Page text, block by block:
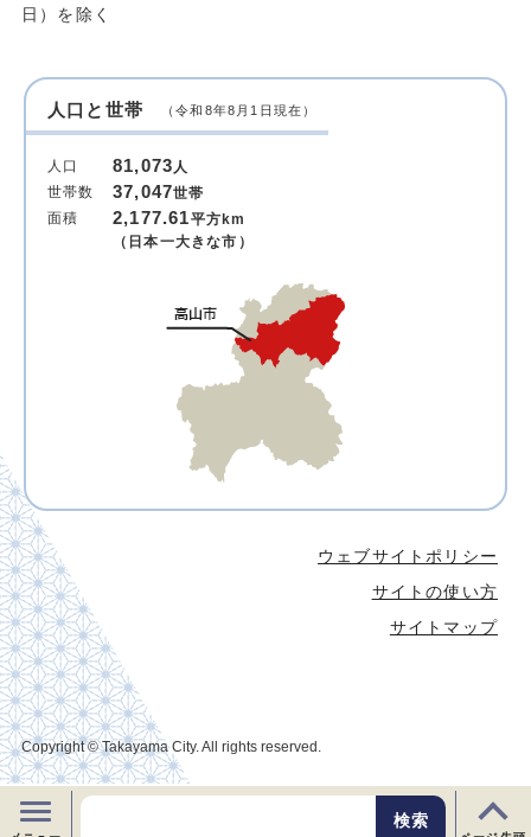
日）を除く
人口と世帯 （令和8年8月1日現在）
人口 81,073人
世帯数
37,047世帯
面積
2,177.61平方km
（日本一大きな市）
ウェブサイトポリシー
サイトの使い方
サイトマップ
Copyright © Takayama City. All rights reserved.